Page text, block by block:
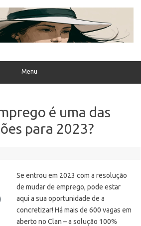
Menu
é uma das
para 2023?
Se entrou em 2023 com a resolução
de mudar de emprego, pode estar
aqui a sua oportunidade de a
concretizar! Há mais de 600 vagas em
aberto no Clan – a solução 100%